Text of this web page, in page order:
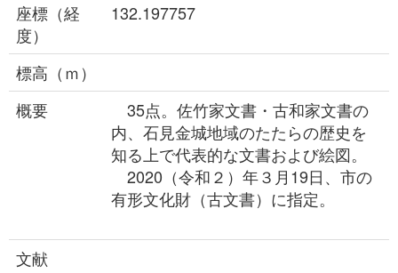
座標（経
度）
132.197757
標高（ｍ）
概要
35点。佐竹家文書・古和家文書の
内、石見金城地域のたたらの歴史を
知る上で代表的な文書および絵図。
2020（令和２）年３月19日、市の
有形文化財（古文書）に指定。
文献